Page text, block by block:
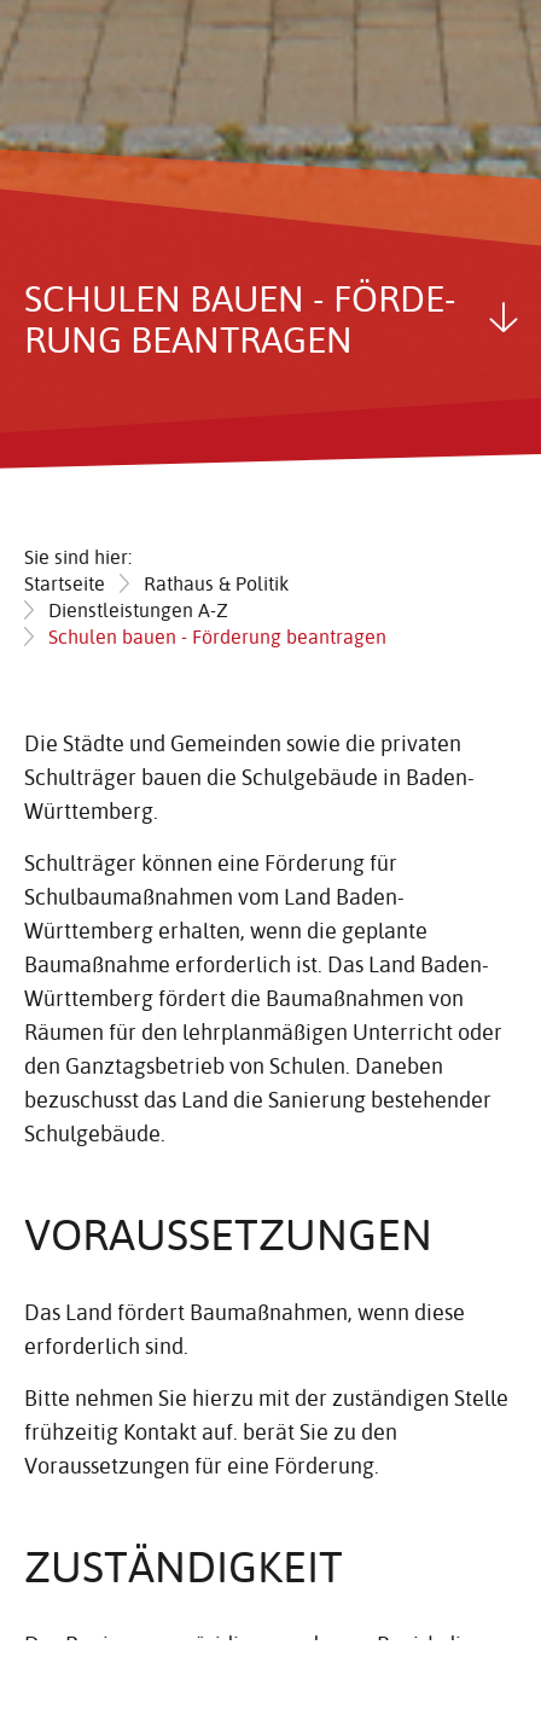
SCHULEN BAUEN - FÖRDE­
RUNG BEAN­TRAGEN
Sie sind hier:
Startseite
Rathaus & Politik
Dienstleistungen A-Z
Schulen bauen - Förderung beantragen
Die Städte und Gemeinden sowie die privaten
Schulträger bauen die Schulgebäude in Baden-
Württemberg.
Schulträger können eine Förderung für
Schulbaumaßnahmen vom Land Baden-
Württemberg erhalten, wenn die geplante
Baumaßnahme erforderlich ist. Das Land Baden-
Württemberg fördert die Baumaßnahmen von
Räumen für den lehrplanmäßigen Unterricht oder
den Ganztagsbetrieb von Schulen. Daneben
bezuschusst das Land die Sanierung bestehender
Schulgebäude.
VORAUS­SET­ZUNGEN
Das Land fördert Baumaßnahmen, wenn diese
erforderlich sind.
Bitte nehmen Sie hierzu mit der zuständigen Stelle
frühzeitig Kontakt auf. berät Sie zu den
Voraussetzungen für eine Förderung.
ZUSTÄN­DIG­KEIT
Das Regierungspräsidium, zu dessen Bezirk die